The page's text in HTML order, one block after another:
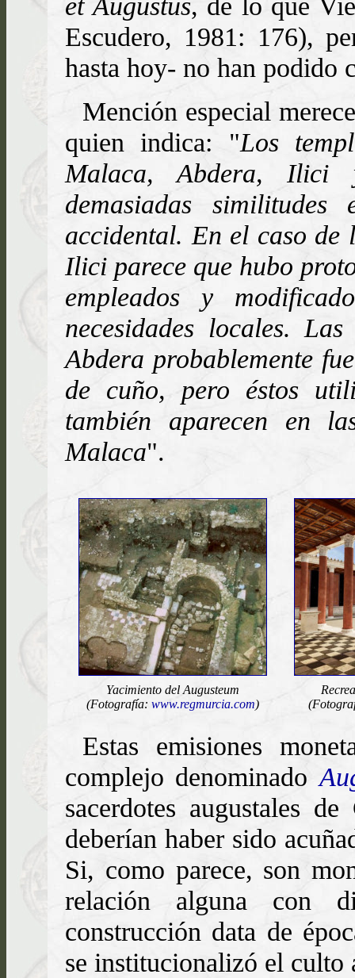
Escudero, 1981: 176),
hasta hoy- no han podido
Mención especial
quien indica: "Los
Malaca, Abdera, Ilici
demasiadas
accidental. En el caso de
Ilici parece que hubo
empleados y
necesidades locales.
Abdera probablemente
de cuño, pero éstos
también aparecen en
Malaca".
Yacimiento del Augusteum
(Fotografía: www.regmurcia.com)
Estas emisiones
complejo denominado
sacerdotes augustales
deberían haber sido
Si, como parece, son
relación alguna con
construcción data de
se institucionalizó el culto